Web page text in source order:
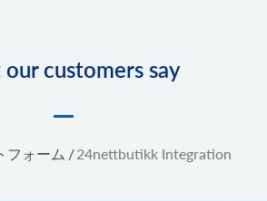
customers say
フォーム /24nettbutikk Integration